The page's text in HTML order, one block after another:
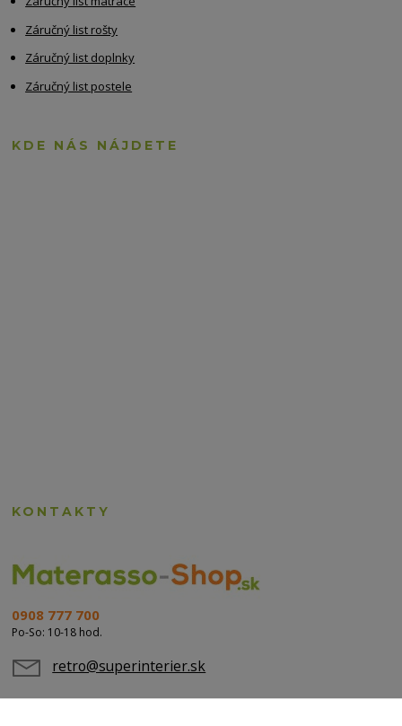
Záručný list rošty
Záručný list doplnky
Záručný list postele
KDE NÁS NÁJDETE
KONTAKTY
0908 777 700
Po-So: 10-18 hod.
retro@superinterier.sk